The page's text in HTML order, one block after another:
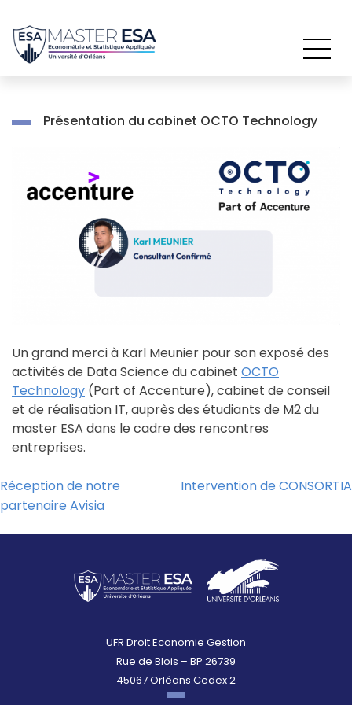
au
contenu
Présentation du cabinet OCTO Technology
Un grand merci à Karl Meunier pour son exposé des
activités de Data Science du cabinet OCTO
Technology (Part of Accenture), cabinet de conseil
et de réalisation IT, auprès des étudiants de M2 du
master ESA dans le cadre des rencontres
entreprises.
Navigation
de
l’article
Réception de notre
partenaire Avisia
Intervention de CONSORTIA
UFR Droit Economie Gestion
Rue de Blois – BP 26739
45067 Orléans Cedex 2